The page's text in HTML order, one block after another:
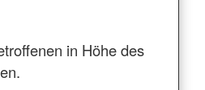
in Höhe des